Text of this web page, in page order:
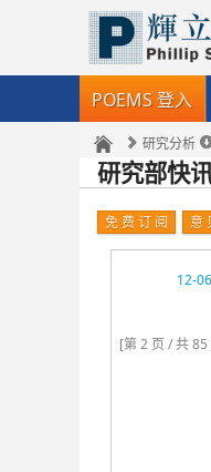
POEMS 登入
研究分析
研究部快
免 费 订 阅 意
12-
[第 2 页 / 共 85